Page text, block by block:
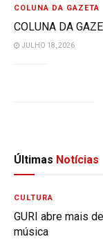
COLUNA DA GAZETA
COLUNA DA
JULHO 18, 2026
Últimas Notícias
CULTURA
GURI abre mais
música